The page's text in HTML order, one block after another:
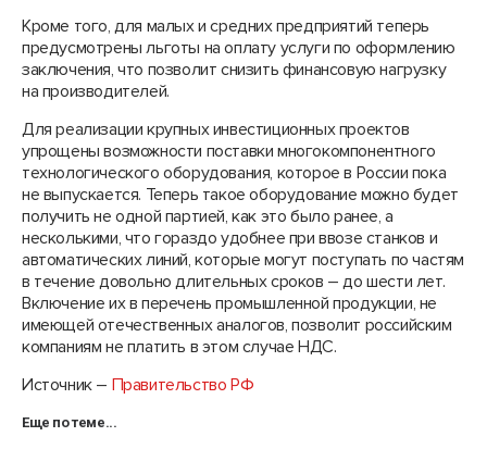
Кроме того, для малых и средних предприятий теперь
предусмотрены льготы на оплату услуги по оформлению
заключения, что позволит снизить финансовую нагрузку
на производителей.
Для реализации крупных инвестиционных проектов
упрощены возможности поставки многокомпонентного
технологического оборудования, которое в России пока
не выпускается. Теперь такое оборудование можно будет
получить не одной партией, как это было ранее, а
несколькими, что гораздо удобнее при ввозе станков и
автоматических линий, которые могут поступать по частям
в течение довольно длительных сроков – до шести лет.
Включение их в перечень промышленной продукции, не
имеющей отечественных аналогов, позволит российским
компаниям не платить в этом случае НДС.
Источник – Правительство РФ
Еще по теме...